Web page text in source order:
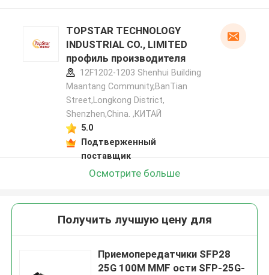
TOPSTAR TECHNOLOGY
INDUSTRIAL CO., LIMITED
профиль производителя
12F1202-1203 Shenhui Building
Maantang Community,BanTian
Street,Longkong District,
Shenzhen,China. ,КИТАЙ
5.0
Подтверженный
поставщик
Осмотрите больше
Получить лучшую цену для
Приемопередатчики SFP28
25G 100M MMF ости SFP-25G-